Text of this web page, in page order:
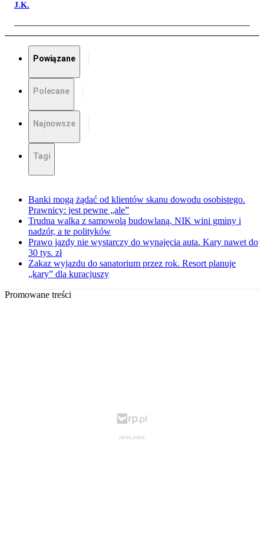
J.K.
Powiązane
Polecane
Najnowsze
Tagi
Banki mogą żądać od klientów skanu dowodu osobistego.
Prawnicy: jest pewne „ale”
Trudna walka z samowolą budowlaną. NIK wini gminy i
nadzór, a te polityków
Prawo jazdy nie wystarczy do wynajęcia auta. Kary nawet do
30 tys. zł
Zakaz wyjazdu do sanatorium przez rok. Resort planuje
„kary” dla kuracjuszy
Promowane treści